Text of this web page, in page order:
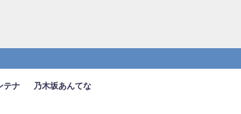
テナ 乃木坂あんてな